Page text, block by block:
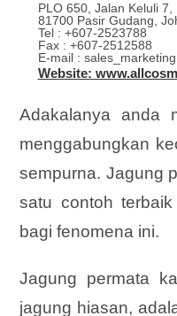
PLO 650, Jalan Keluli
81700 Pasir Gudang,
Tel : +607-2523788
Fax : +607-2512588
E-mail :
Website:
Adakalanya anda
menggabungkan
sempurna. Jagung
satu contoh
bagi fenomena ini.
Jagung permata
jagung hiasan,